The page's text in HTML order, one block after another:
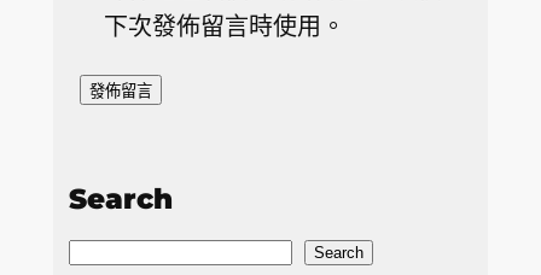
下次發佈留言時使用。
Search
S
Search